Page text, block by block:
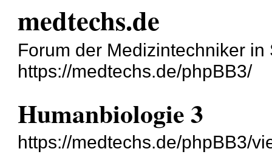
medtechs.de
Forum der Medizintechniker
https://medtechs.de/phpBB3/
Humanbiologie 3
https://medtechs.de/phpBB3/